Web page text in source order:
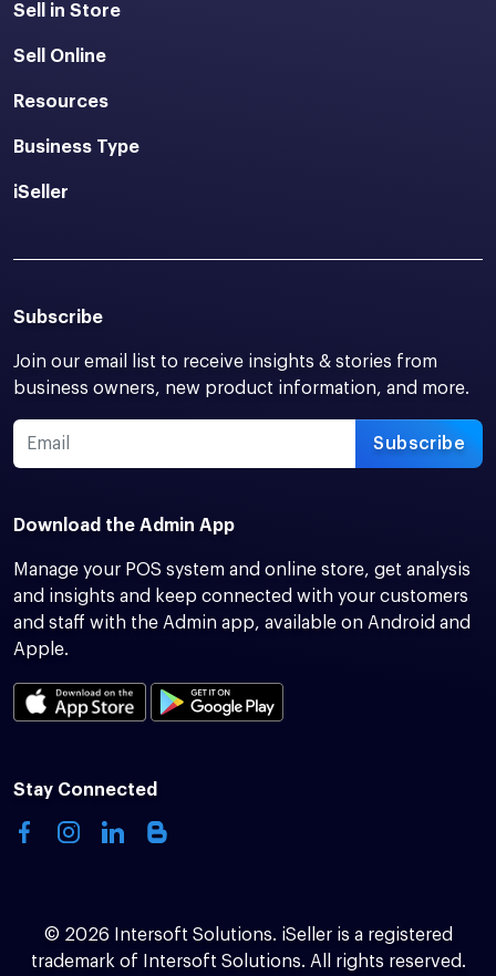
Sell in Store
Sell Online
Resources
Business Type
iSeller
Subscribe
Join our email list to receive insights & stories from
business owners, new product information, and more.
Subscribe
Download the Admin App
Manage your POS system and online store, get analysis
and insights and keep connected with your customers
and staff with the Admin app, available on Android and
Apple.
Stay Connected
© 2026 Intersoft Solutions. iSeller is a registered
trademark of Intersoft Solutions. All rights reserved.